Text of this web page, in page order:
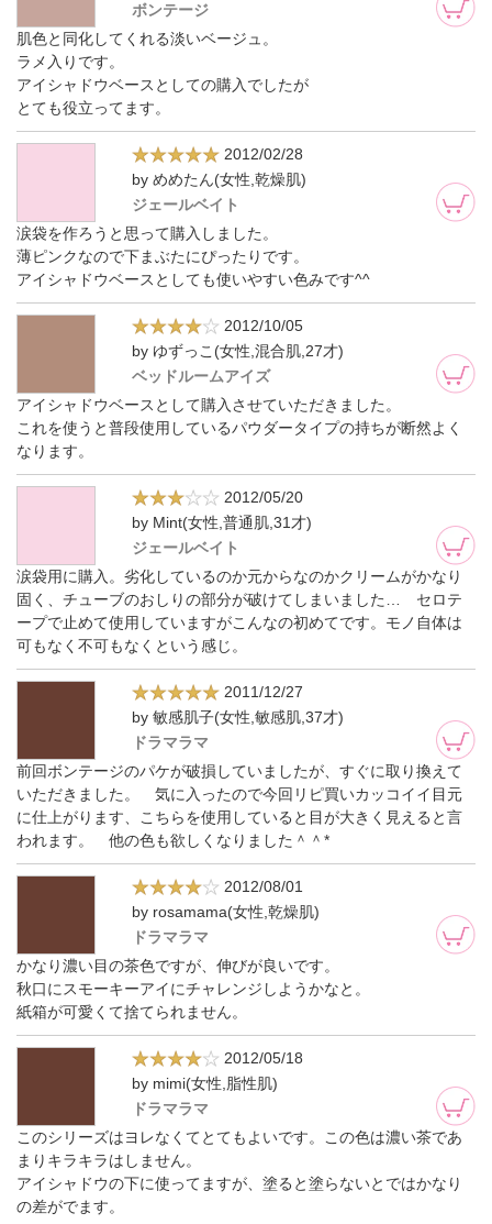
ボンテージ
肌色と同化してくれる淡いベージュ。
ラメ入りです。
アイシャドウベースとしての購入でしたが
とても役立ってます。
2012/02/28
by めめたん(女性,乾燥肌)
ジェールベイト
涙袋を作ろうと思って購入しました。
薄ピンクなので下まぶたにぴったりです。
アイシャドウベースとしても使いやすい色みです^^
2012/10/05
by ゆずっこ(女性,混合肌,27才)
ベッドルームアイズ
アイシャドウベースとして購入させていただきました。
これを使うと普段使用しているパウダータイプの持ちが断然よく
なります。
2012/05/20
by Mint(女性,普通肌,31才)
ジェールベイト
涙袋用に購入。劣化しているのか元からなのかクリームがかなり
固く、チューブのおしりの部分が破けてしまいました… セロテ
ープで止めて使用していますがこんなの初めてです。モノ自体は
可もなく不可もなくという感じ。
2011/12/27
by 敏感肌子(女性,敏感肌,37才)
ドラマラマ
前回ボンテージのパケが破損していましたが、すぐに取り換えて
いただきました。 気に入ったので今回リピ買いカッコイイ目元
に仕上がります、こちらを使用していると目が大きく見えると言
われます。 他の色も欲しくなりました＾＾*
2012/08/01
by rosamama(女性,乾燥肌)
ドラマラマ
かなり濃い目の茶色ですが、伸びが良いです。
秋口にスモーキーアイにチャレンジしようかなと。
紙箱が可愛くて捨てられません。
2012/05/18
by mimi(女性,脂性肌)
ドラマラマ
このシリーズはヨレなくてとてもよいです。この色は濃い茶であ
まりキラキラはしません。
アイシャドウの下に使ってますが、塗ると塗らないとではかなり
の差がでます。